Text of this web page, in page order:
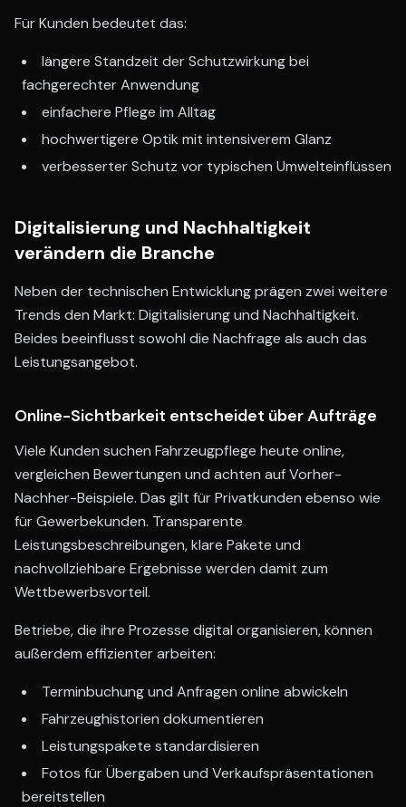
Für Kunden bedeutet das:
längere Standzeit der Schutzwirkung bei
fachgerechter Anwendung
einfachere Pflege im Alltag
hochwertigere Optik mit intensiverem Glanz
verbesserter Schutz vor typischen Umwelteinflüssen
Digitalisierung und Nachhaltigkeit
verändern die Branche
Neben der technischen Entwicklung prägen zwei weitere
Trends den Markt: Digitalisierung und Nachhaltigkeit.
Beides beeinflusst sowohl die Nachfrage als auch das
Leistungsangebot.
Online-Sichtbarkeit entscheidet über Aufträge
Viele Kunden suchen Fahrzeugpflege heute online,
vergleichen Bewertungen und achten auf Vorher-
Nachher-Beispiele. Das gilt für Privatkunden ebenso wie
für Gewerbekunden. Transparente
Leistungsbeschreibungen, klare Pakete und
nachvollziehbare Ergebnisse werden damit zum
Wettbewerbsvorteil.
Betriebe, die ihre Prozesse digital organisieren, können
außerdem effizienter arbeiten:
Terminbuchung und Anfragen online abwickeln
Fahrzeughistorien dokumentieren
Leistungspakete standardisieren
Fotos für Übergaben und Verkaufspräsentationen
bereitstellen